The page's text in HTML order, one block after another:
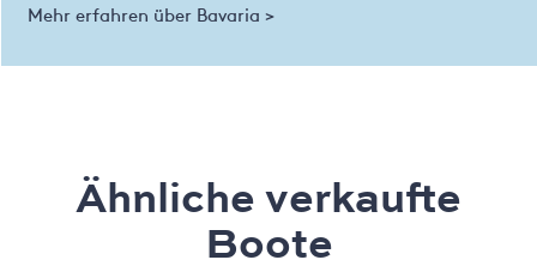
Mehr erfahren über Bavaria >
Ähnliche verkaufte
Boote